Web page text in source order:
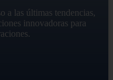
a las últimas tendencias,
innovadoras para